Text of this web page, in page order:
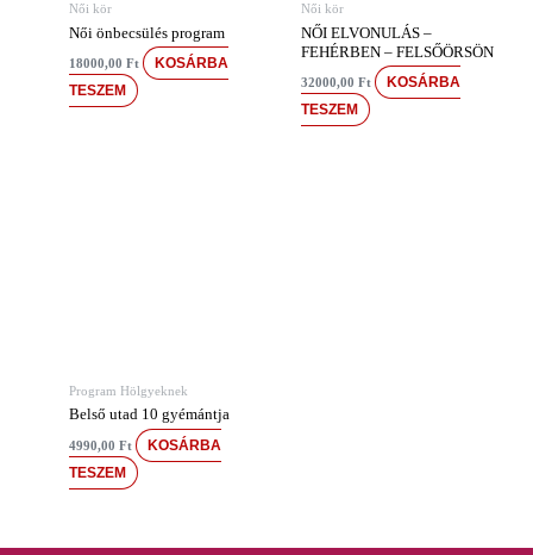
Női kör
Női önbecsülés program
18000,00Ft
KOSÁRBA
TESZEM
Női kör
NŐI ELVONULÁS –
FEHÉRBEN – FELSŐÖRSÖN
32000,00Ft
KOSÁRBA
TESZEM
Program Hölgyeknek
Belső utad 10 gyémántja
4990,00Ft
KOSÁRBA
TESZEM